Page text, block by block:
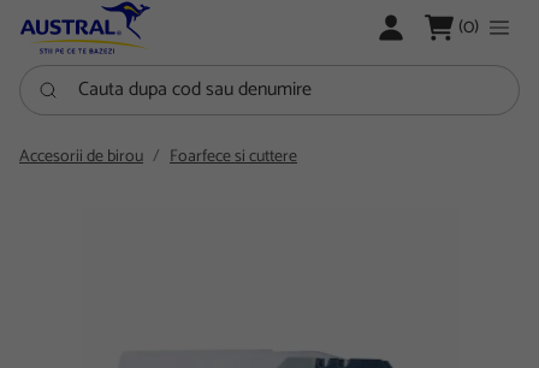
LOGARE (0)
Cauta dupa cod sau denumire
Accesorii de birou Foarfece si cuttere